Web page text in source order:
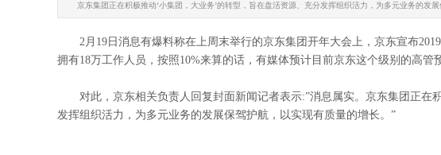
京东集团正在积极推动‘小集团，大业务’的转型，旨在盘活资源、充分发挥组织活力，为多元业务的发展
2月19日消息有爆料称在上周末举行的京东集团开年大会上，京东宣布
拥有18万工作人员，按照10%来算的话，有媒体预计目前京东这个级别的高管
对此，京东相关负责人回复封面新闻记者表示:”消息属实。京东集团正在
发挥组织活力，为多元业务的发展保驾护航，以实现有质量的增长。”